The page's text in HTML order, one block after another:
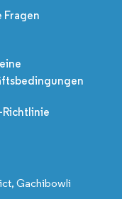
Fragen
Gachibowli